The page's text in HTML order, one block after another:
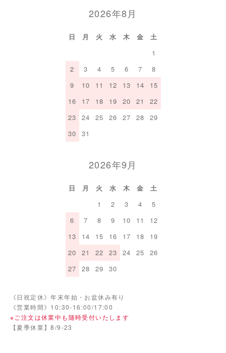
2026年8月
日 月 火 水 木 金
土
1
2
3 4 5 6 7
8
9
10 11 12 13 14
15
16
17 18 19 20 21
22
23
24 25 26 27 28
29
30
31
2026年9月
日 月 火 水 木 金
土
1
2 3 4
5
6
7 8 9 10 11
12
13
14 15 16 17 18
19
20
21 22 23 24 25
26
27
28 29 30
《日祝定休》年末年始・お盆休み有り
《営業時間》10:30-16:00/17:00
※ご注文は休業中も随時受付いたします
【夏季休業】8/9-23